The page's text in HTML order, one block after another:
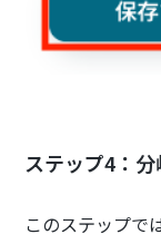
ステップ4：
このステップで